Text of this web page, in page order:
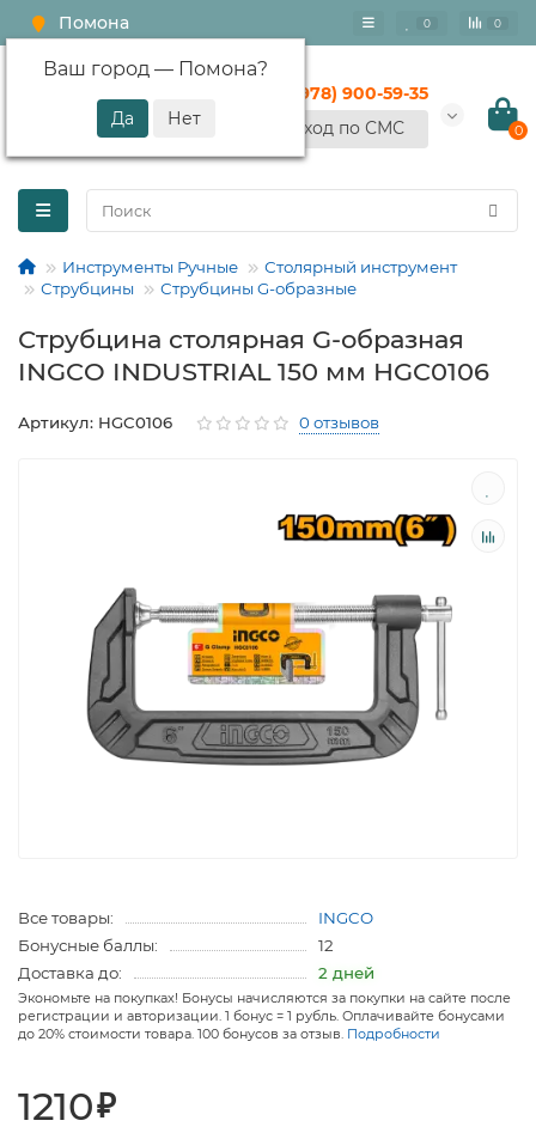
Помона
Ваш город — Помона?
0 0
+7 (978) 900-59-35
Вход по СМС
0
Инструменты Ручные
Столярный инструмент
Струбцины
Струбцины G-образные
Струбцина столярная G-образная
INGCO INDUSTRIAL 150 мм HGC0106
Артикул: HGC0106 0 отзывов
Все товары:
INGCO
Бонусные баллы:
12
Доставка до:
2 дней
Экономьте на покупках! Бонусы начисляются за покупки на сайте после
регистрации и авторизации. 1 бонус = 1 рубль. Оплачивайте бонусами
до 20% стоимости товара. 100 бонусов за отзыв. Подробности
1210₽